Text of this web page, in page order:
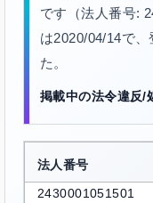
です（法人番号:
は2020/04/14で
た。
掲載中の法令違反/
法人番号
2430001051501